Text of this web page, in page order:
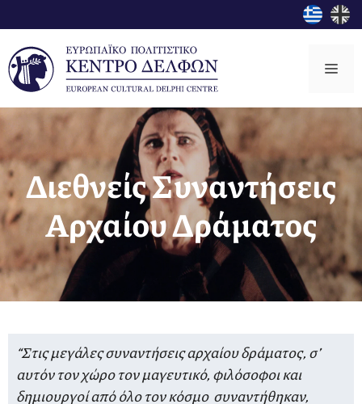
σε
περιεχόμενο
Διεθνείς Συναντήσεις
Αρχαίου Δράματος
“Στις μεγάλες συναντήσεις αρχαίου δράματος, σ’
αυτόν τον χώρο τον μαγευτικό, φιλόσοφοι και
δημιουργοί από όλο τον κόσμο συναντήθηκαν,